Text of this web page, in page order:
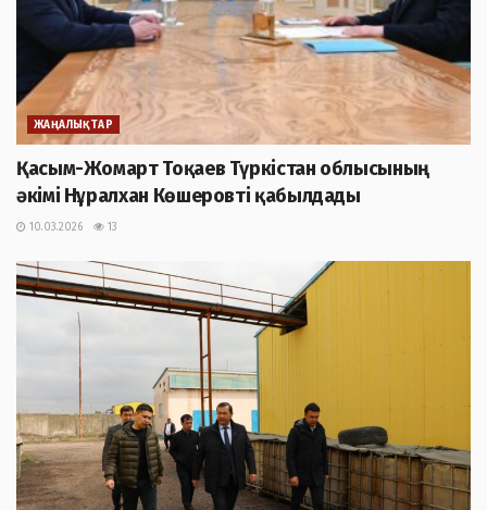
ЖАҢАЛЫҚТАР
Қасым-Жомарт Тоқаев Түркістан облысының
әкімі Нұралхан Көшеровті қабылдады
10.03.2026 13